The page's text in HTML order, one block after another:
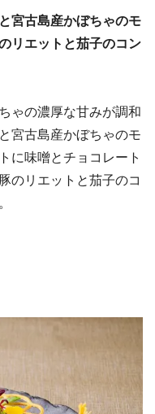
宮古島産かぼちゃのモ
リエットと茄子のコン
ゃの濃厚な甘みが調和
宮古島産かぼちゃのモ
に味噌とチョコレート
のリエットと茄子のコ